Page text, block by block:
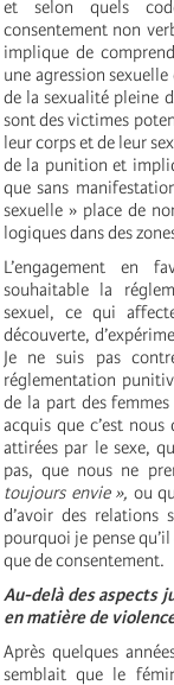
et selon quels
consentement non
implique de
une agression
de la sexualité pleine
sont des victimes
leur corps et de leur
de la punition et
que sans
sexuelle » place de
logiques dans des
L’engagement en
souhaitable la
sexuel, ce qui
découverte,
Je ne suis pas
réglementation
de la part des
acquis que c’est
attirées par le sexe,
pas, que nous ne
toujours envie », ou
d’avoir des relations
pourquoi je pense
que de consentement.
Au-delà des aspects
en matière de
Après quelques
semblait que le